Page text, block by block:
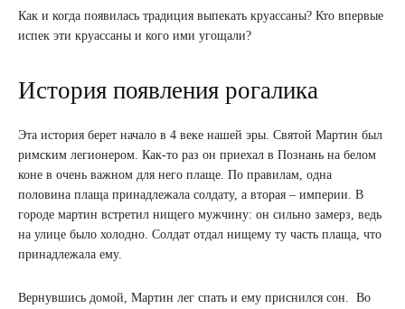
Как и когда появилась традиция выпекать круассаны? Кто впервые
испек эти круассаны и кого ими угощали?
История появления рогалика
Эта история берет начало в 4 веке нашей эры. Святой Мартин был
римским легионером. Как-то раз он приехал в Познань на белом
коне в очень важном для него плаще. По правилам, одна
половина плаща принадлежала солдату, а вторая – империи. В
городе мартин встретил нищего мужчину: он сильно замерз, ведь
на улице было холодно. Солдат отдал нищему ту часть плаща, что
принадлежала ему.
Вернувшись домой, Мартин лег спать и ему приснился сон. Во